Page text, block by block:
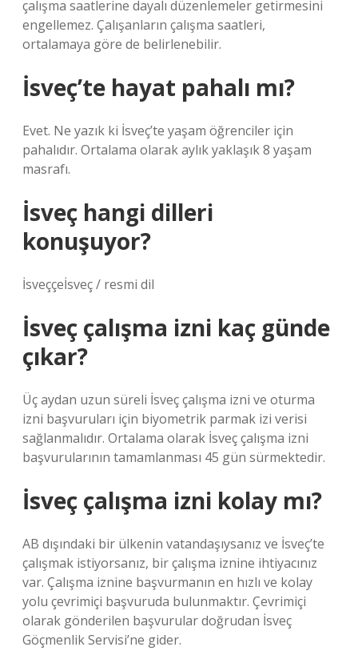
çalışma saatlerine dayalı düzenlemeler getirmesini
engellemez. Çalışanların çalışma saatleri,
ortalamaya göre de belirlenebilir.
İsveç’te hayat pahalı mı?
Evet. Ne yazık ki İsveç’te yaşam öğrenciler için
pahalıdır. Ortalama olarak aylık yaklaşık 8 yaşam
masrafı.
İsveç hangi dilleri
konuşuyor?
İsveççeİsveç / resmi dil
İsveç çalışma izni kaç günde
çıkar?
Üç aydan uzun süreli İsveç çalışma izni ve oturma
izni başvuruları için biyometrik parmak izi verisi
sağlanmalıdır. Ortalama olarak İsveç çalışma izni
başvurularının tamamlanması 45 gün sürmektedir.
İsveç çalışma izni kolay mı?
AB dışındaki bir ülkenin vatandaşıysanız ve İsveç’te
çalışmak istiyorsanız, bir çalışma iznine ihtiyacınız
var. Çalışma iznine başvurmanın en hızlı ve kolay
yolu çevrimiçi başvuruda bulunmaktır. Çevrimiçi
olarak gönderilen başvurular doğrudan İsveç
Göçmenlik Servisi’ne gider.